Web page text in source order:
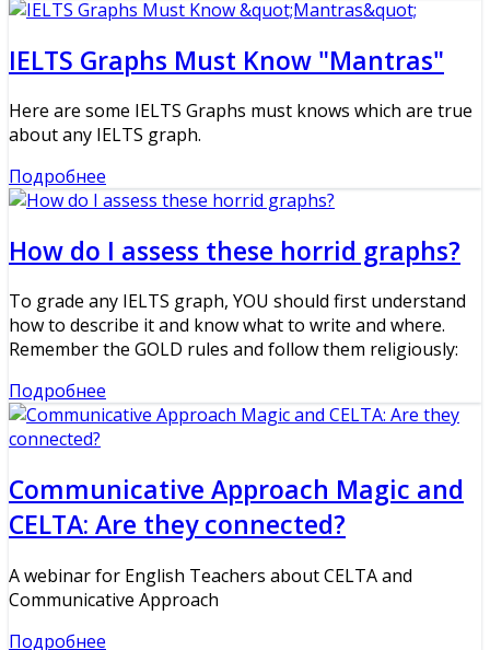
IELTS Graphs Must Know "Mantras"
Here are some IELTS Graphs must knows which are true
about any IELTS graph.
Подробнее
How do I assess these horrid graphs?
To grade any IELTS graph, YOU should first understand
how to describe it and know what to write and where.
Remember the GOLD rules and follow them religiously:
Подробнее
Communicative Approach Magic and
CELTA: Are they connected?
A webinar for English Teachers about CELTA and
Communicative Approach
Подробнее